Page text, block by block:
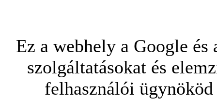
Ez a webhely a Google
szolgáltatásokat és
felhasználói